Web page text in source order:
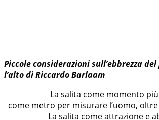
Piccole considerazioni sull’ebbrezza
l’alto di Riccardo Barlaam
La salita come momento
come metro per misurare l’uomo,
La salita come attrazione e